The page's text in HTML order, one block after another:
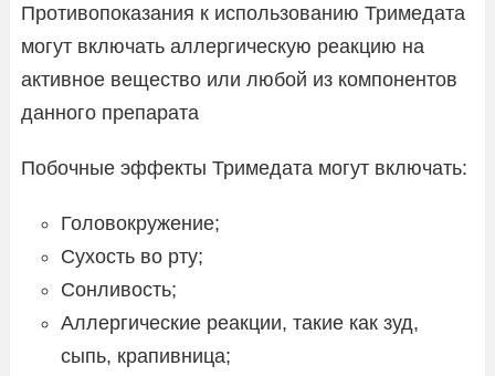
Противопоказания к использованию Тримедата
могут включать аллергическую реакцию на
активное вещество или любой из компонентов
данного препарата
Побочные эффекты Тримедата могут включать:
Головокружение;
Сухость во рту;
Сонливость;
Аллергические реакции, такие как зуд,
сыпь, крапивница;